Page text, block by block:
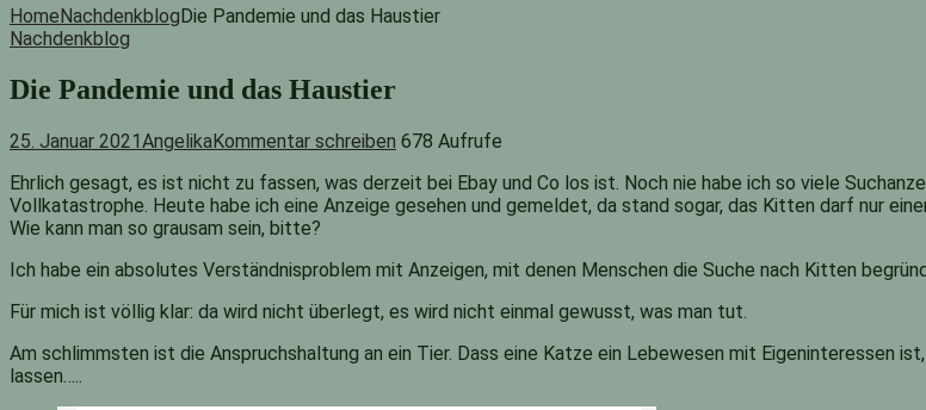
HomeNachdenkblogDie Pandemie und das Haustier
Nachdenkblog
Die Pandemie und das Haustier
25. Januar 2021AngelikaKommentar schreiben 678 Aufrufe
Ehrlich gesagt, es ist nicht zu fassen, was derzeit bei Ebay und Co los ist. Noch nie habe ich so viele
Vollkatastrophe. Heute habe ich eine Anzeige gesehen und gemeldet, da stand sogar, das Kitten darf nur
Wie kann man so grausam sein, bitte?
Ich habe ein absolutes Verständnisproblem mit Anzeigen, mit denen Menschen die Suche nach Kitten
Für mich ist völlig klar: da wird nicht überlegt, es wird nicht einmal gewusst, was man tut.
Am schlimmsten ist die Anspruchshaltung an ein Tier. Dass eine Katze ein Lebewesen mit Eigeninteressen
lassen…..